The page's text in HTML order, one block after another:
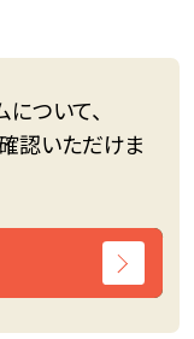
ついて、
認いただけま